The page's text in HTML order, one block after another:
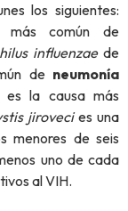
los siguientes:
común de
influenzaede
de neumonía
es la causa más
jirovecies una
menores de seis
uno de cada
al VIH.